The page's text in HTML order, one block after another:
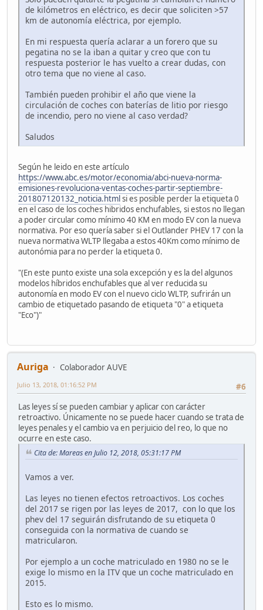
de kilómetros en eléctrico, es decir que soliciten >57
km de autonomía eléctrica, por ejemplo.
En mi respuesta quería aclarar a un forero que su
pegatina no se la iban a quitar y creo que con tu
respuesta posterior le has vuelto a crear dudas, con
otro tema que no viene al caso.
También pueden prohibir el año que viene la
circulación de coches con baterías de litio por riesgo
de incendio, pero no viene al caso verdad?
Saludos
Según he leido en este artículo
https://www.abc.es/motor/economia/abci-nueva-norma-
emisiones-revoluciona-ventas-coches-partir-septiembre-
201807120132_noticia.html si es posible perder la etiqueta 0
en el caso de los coches hibridos enchufables, si estos no llegan
a poder circular como mínimo 40 KM en modo EV con la nueva
normativa. Por eso quería saber si el Outlander PHEV 17 con la
nueva normativa WLTP llegaba a estos 40Km como mínimo de
autonómia para no perder la etiqueta 0.
"(En este punto existe una sola excepción y es la del algunos
modelos híbridos enchufables que al ver reducida su
autonomía en modo EV con el nuevo ciclo WLTP, sufrirán un
cambio de etiquetado pasando de etiqueta "0" a etiqueta
"Eco")"
Auriga
Colaborador AUVE
#6
Julio 13, 2018, 01:16:52 PM
Las leyes sí se pueden cambiar y aplicar con carácter
retroactivo. Únicamente no se puede hacer cuando se trata de
leyes penales y el cambio va en perjuicio del reo, lo que no
ocurre en este caso.
Cita de: Mareas en Julio 12, 2018, 05:31:17 PM
Vamos a ver.
Las leyes no tienen efectos retroactivos. Los coches
del 2017 se rigen por las leyes de 2017, con lo que los
phev del 17 seguirán disfrutando de su etiqueta 0
conseguida con la normativa de cuando se
matricularon.
Por ejemplo a un coche matriculado en 1980 no se le
exige lo mismo en la ITV que un coche matriculado en
2015.
Esto es lo mismo.